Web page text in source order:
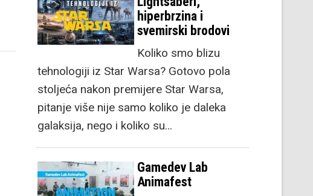
hiperbrzina i
svemirski brodovi
Koliko smo blizu
tehnologiji iz Star Warsa? Gotovo pola
stoljeća nakon premijere Star Warsa,
pitanje više nije samo koliko je daleka
galaksija, nego i koliko su…
Gamedev Lab
Animafest